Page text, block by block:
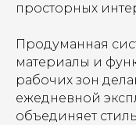
просторных
Продуманная
материалы и
рабочих зон
ежедневной
объединяет